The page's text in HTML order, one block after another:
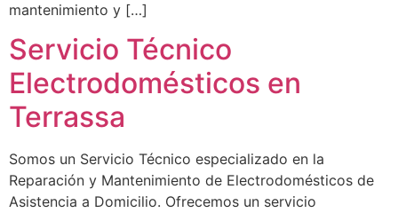
mantenimiento y […]
Servicio Técnico
Electrodomésticos en
Terrassa
Somos un Servicio Técnico especializado en la
Reparación y Mantenimiento de Electrodomésticos de
Asistencia a Domicilio. Ofrecemos un servicio